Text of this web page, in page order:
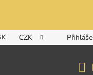
CZK